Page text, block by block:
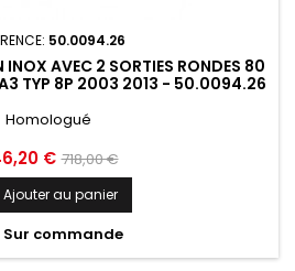
50.0094.26
INOX AVEC 2 SORTIES RONDES 80
TYP 8P 2003 2013 - 50.0094.26
Homologué
€ Prix
de
base
718,00 €
Ajouter au panier
Sur commande